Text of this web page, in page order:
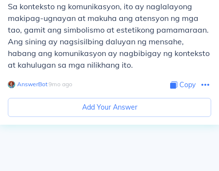
Sa konteksto ng komunikasyon, ito ay naglalayong
makipag-ugnayan at makuha ang atensyon ng mga
tao, gamit ang simbolismo at estetikong pamamaraan.
Ang sining ay nagsisilbing daluyan ng mensahe,
habang ang komunikasyon ay nagbibigay ng konteksto
at kahulugan sa mga nilikhang ito.
AnswerBot∙9mo ago Copy
Add Your Answer